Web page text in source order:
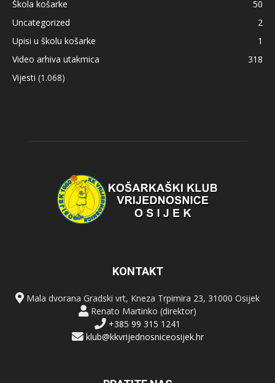
Škola košarke
50
Uncategorized
2
Upisi u školu košarke
1
Video arhiva utakmica
318
Vijesti (1.068)
KONTAKT
Mala dvorana Gradski vrt, Kneza Trpimira 23, 31000 Osijek
Renato Martinko (direktor)
+385 99 315 1241
klub@kkvrijednosniceosijek.hr